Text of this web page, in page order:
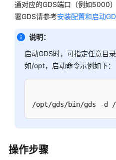
从
OBS
行
导
入
GDS
从
通对应的GDS端口（例如5000
署GDS请参考安装配置和启动
说明：
启动GDS时，可指定任意目
如/opt，启动命令示例如下：
/opt/gds/bin/gds -d
操作步骤